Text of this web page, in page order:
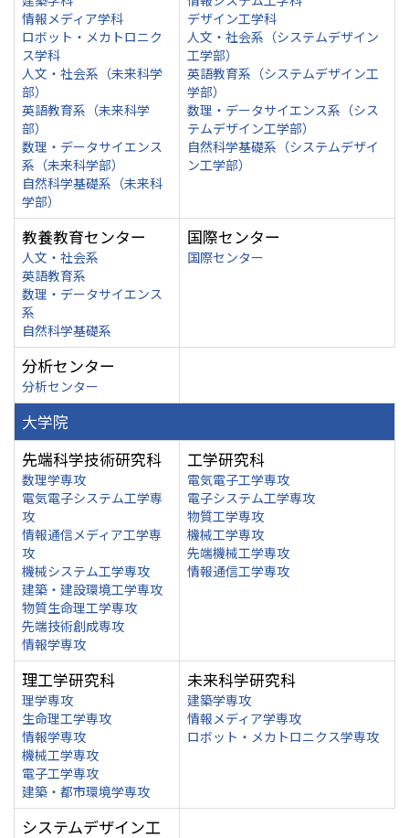
情報メディア学科
ロボット・メカトロニク
ス学科
人文・社会系（未来科学
部）
英語教育系（未来科学
部）
数理・データサイエンス
系（未来科学部）
自然科学基礎系（未来科
学部）
デザイン工学科
人文・社会系（システムデザイン
工学部）
英語教育系（システムデザイン工
学部）
数理・データサイエンス系（シス
テムデザイン工学部）
自然科学基礎系（システムデザイ
ン工学部）
教養教育センター
人文・社会系
英語教育系
数理・データサイエンス
系
自然科学基礎系
国際センター
国際センター
分析センター
分析センター
大学院
先端科学技術研究科
数理学専攻
電気電子システム工学専
攻
情報通信メディア工学専
攻
機械システム工学専攻
建築・建設環境工学専攻
物質生命理工学専攻
先端技術創成専攻
情報学専攻
工学研究科
電気電子工学専攻
電子システム工学専攻
物質工学専攻
機械工学専攻
先端機械工学専攻
情報通信工学専攻
理工学研究科
理学専攻
生命理工学専攻
情報学専攻
機械工学専攻
電子工学専攻
建築・都市環境学専攻
未来科学研究科
建築学専攻
情報メディア学専攻
ロボット・メカトロニクス学専攻
システムデザイン工